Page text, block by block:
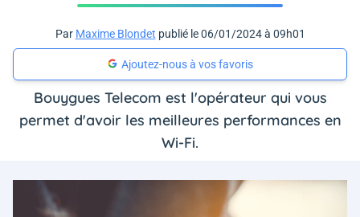
Par Maxime Blondet publié le 06/01/2024 à 09h01
Ajoutez-nous à vos favoris
Bouygues Telecom est l'opérateur qui vous
permet d'avoir les meilleures performances en
Wi-Fi.